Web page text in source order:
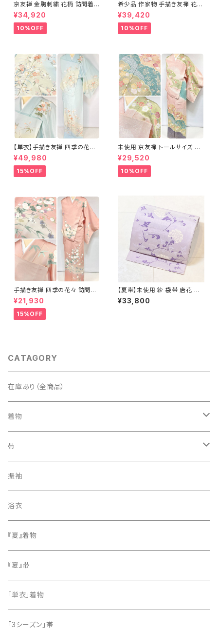
京友禅 金駒刺繍 花柄 訪問着
正絹 水色 黄緑 パステルカラー
アイスグリーン 1433
¥34,920
10%OFF
希少品 作家物 手描き友禅 花鳥
文 椿 沈丁花 訪問着 正絹 袷 黄
緑 青 白 1418
¥39,420
10%OFF
【単衣】手描き友禅 四季の花々
正絹 訪問着 水色 黄緑 白 パス
テルカラー 1431
¥49,980
15%OFF
未使用 京友禅 トールサイズ 染
め分け 金彩 訪問着 袷 正絹 ピ
ンク 黄緑 紫 黄色 1438
¥29,520
10%OFF
手描き友禅 四季の花々 訪問着
袷 正絹 サーモンピンク クリー
ム 白 桃花色 1434
¥21,930
15%OFF
【夏帯】未使用 紗 袋帯 唐花 正
絹 紫 白 淡藤色 729
¥33,800
CATAGORY
在庫あり（全商品）
着物
訪問着・付下げ
紬
色無地
小紋
留袖
帯
袋帯
名古屋帯
振袖
浴衣
『夏』着物
『夏』帯
「単衣」着物
「3シーズン」帯